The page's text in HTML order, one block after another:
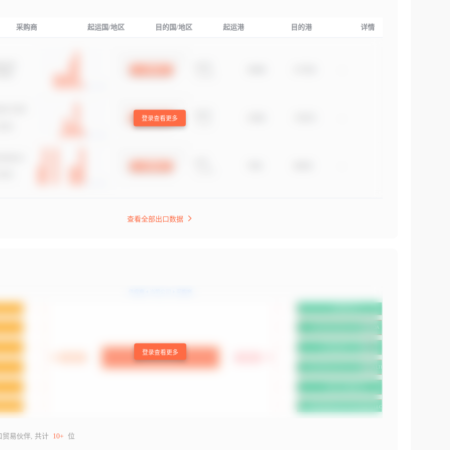
采购商 起运国/地区 目的国/地区 起运港 目的港 详情
登录查看更多
查看全部出口数据
登录查看更多
贸易伙伴, 共计 10+ 位